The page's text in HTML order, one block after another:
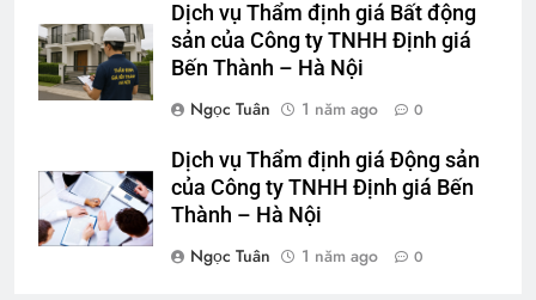
Dịch vụ Thẩm định giá Bất động
sản của Công ty TNHH Định giá
Bến Thành – Hà Nội
Ngọc Tuân
1 năm ago 0
Dịch vụ Thẩm định giá Động sản
của Công ty TNHH Định giá Bến
Thành – Hà Nội
Ngọc Tuân
1 năm ago 0